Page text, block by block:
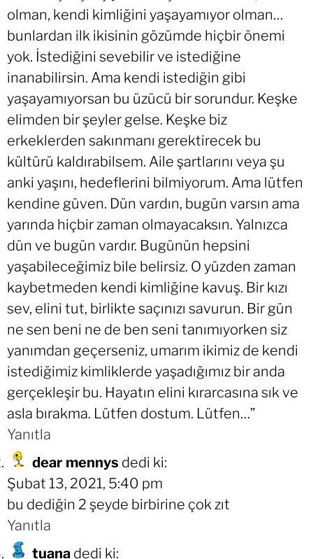
olman, kendi kimliğini yaşayamıyor olman…
bunlardan ilk ikisinin gözümde hiçbir önemi
yok. İstediğini sevebilir ve istediğine
inanabilirsin. Ama kendi istediğin gibi
yaşayamıyorsan bu üzücü bir sorundur. Keşke
elimden bir şeyler gelse. Keşke biz
erkeklerden sakınmanı gerektirecek bu
kültürü kaldırabilsem. Aile şartlarını veya şu
anki yaşını, hedeflerini bilmiyorum. Ama lütfen
kendine güven. Dün vardın, bugün varsın ama
yarında hiçbir zaman olmayacaksın. Yalnızca
dün ve bugün vardır. Bugünün hepsini
yaşabileceğimiz bile belirsiz. O yüzden zaman
kaybetmeden kendi kimliğine kavuş. Bir kızı
sev, elini tut, birlikte saçınızı savurun. Bir gün
ne sen beni ne de ben seni tanımıyorken siz
yanımdan geçerseniz, umarım ikimiz de kendi
istediğimiz kimliklerde yaşadığımız bir anda
gerçekleşir bu. Hayatın elini kırarcasına sık ve
asla bırakma. Lütfen dostum. Lütfen…”
Yanıtla
dear mennys dedi ki:
Şubat 13, 2021, 5:40 pm
bu dediğin 2 şeyde birbirine çok zıt
Yanıtla
tuana dedi ki: